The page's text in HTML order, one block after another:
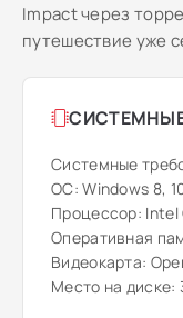
Impact через
путешествие уже
Системные
ОС: Windows 8,
Процессор: Intel
Оперативная
Видеокарта:
Место на диске: